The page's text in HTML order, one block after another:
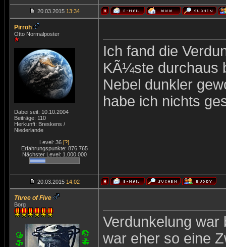
20.03.2015 13:34
Pirroh
Otto Normalposter
Dabei seit: 10.10.2004
Beiträge: 110
Herkunft: Breskens /
Niederlande
Level: 36 [?]
Erfahrungspunkte: 876.765
Nächster Level: 1.000.000
Ich fand die
KÃ¼ste durchaus
Nebel dunkler
habe ich nichts
20.03.2015 14:02
Three of Five
Borg
Verdunkelung war
war eher so eine